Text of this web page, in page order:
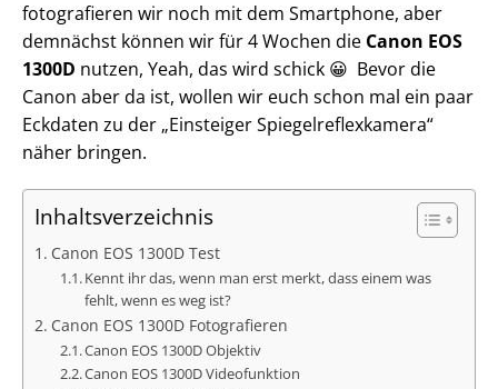
fotografieren wir noch mit dem Smartphone, aber
demnächst können wir für 4 Wochen die Canon EOS
1300D nutzen, Yeah, das wird schick 😀 Bevor die
Canon aber da ist, wollen wir euch schon mal ein paar
Eckdaten zu der „Einsteiger Spiegelreflexkamera“
näher bringen.
Inhaltsverzeichnis
Canon EOS 1300D Test
Kennt ihr das, wenn man erst merkt, dass einem was
fehlt, wenn es weg ist?
Canon EOS 1300D Fotografieren
Canon EOS 1300D Objektiv
Canon EOS 1300D Videofunktion